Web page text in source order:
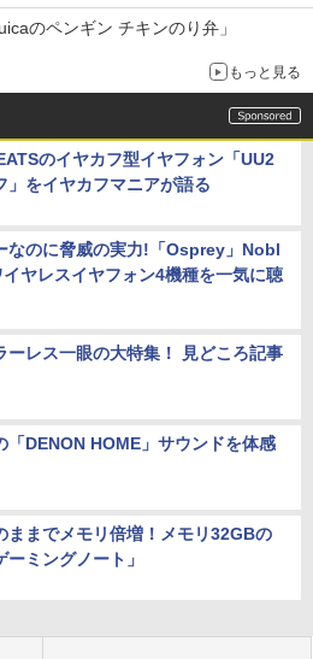
のペンギン チキンのり弁」
もっと見る
のイヤカフ型イヤフォン「UU2
」をイヤカフマニアが語る
なのに脅威の実力!「Osprey」Nobl
ヤレスイヤフォン4機種を一気に聴
ーレス一眼の大特集！ 見どころ記事
「DENON HOME」サウンドを体感
ままでメモリ倍増！メモリ32GBの
ーミングノート」